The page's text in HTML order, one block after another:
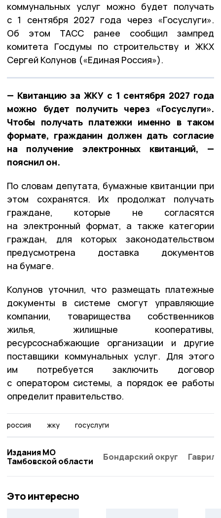
коммунальных услуг можно будет получать
с 1 сентября 2027 года через «Госуслуги».
Об этом ТАСС ранее сообщил зампред
комитета Госдумы по строительству и ЖКХ
Сергей Колунов («Единая Россия»).
— Квитанцию за ЖКУ с 1 сентября 2027 года
можно будет получить через «Госуслуги».
Чтобы получать платежки именно в таком
формате, гражданин должен дать согласие
на получение электронных квитанций, —
пояснил он.
По словам депутата, бумажные квитанции при
этом сохранятся. Их продолжат получать
граждане, которые не согласятся
на электронный формат, а также категории
граждан, для которых законодательством
предусмотрена доставка документов
на бумаге.
Колунов уточнил, что размещать платежные
документы в системе смогут управляющие
компании, товарищества собственников
жилья, жилищные кооперативы,
ресурсоснабжающие организации и другие
поставщики коммунальных услуг. Для этого
им потребуется заключить договор
с оператором системы, а порядок ее работы
определит правительство.
россия жку госуслуги
Издания МО
Тамбовской области
Бондарский округ
Это интересно